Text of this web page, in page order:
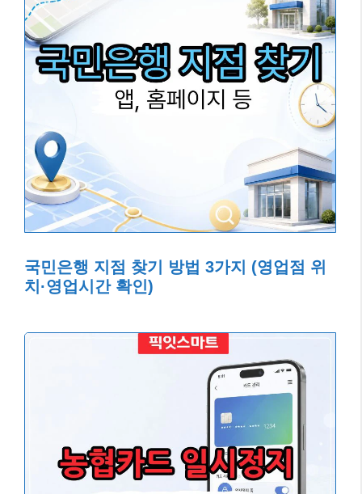
국민은행 지점 찾기 방법 3가지 (영업점 위
치·영업시간 확인)